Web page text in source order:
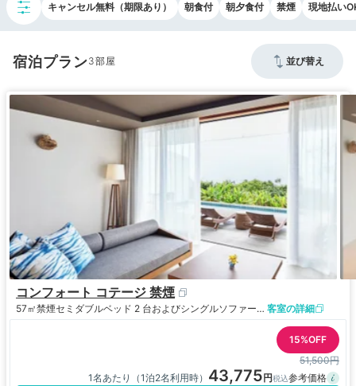
キャンセル無料（期限あり） 朝食付 朝夕食付 禁煙 現地払い
宿泊プラン3 並び替え
コンフォート コテージ 禁煙
57㎡禁煙 セミダブルベッド 2 台およびシングルソファーベッド 1 台 客室の詳細
15%OFF
51,500円
1名あたり（1泊2名利用時） 43,775